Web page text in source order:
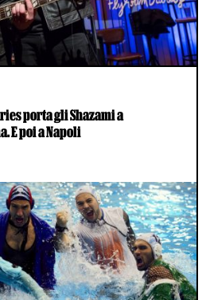
porta gli Shazami a
E poi a Napoli